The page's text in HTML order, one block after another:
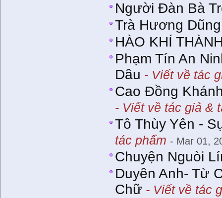
Người Đàn Bà
Trà Hương
HÀO KHÍ
Phạm Tín An
Dâu - Viết về tác
Cao Đồng
- Viết về tác giả &
Tô Thùy Yên -
tác phẩm - Mar 01,
Chuyện Nguòi
Duyên Anh- Từ
Chữ - Viết về tác